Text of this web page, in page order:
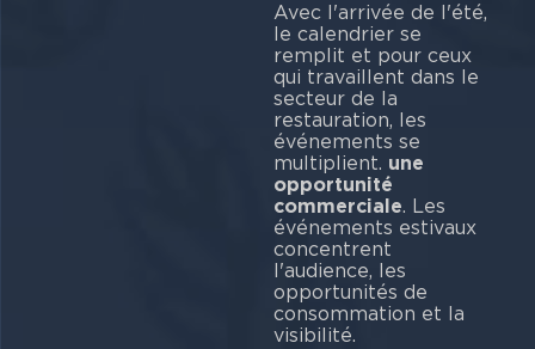
Avec l'arrivée de l'été,
le calendrier se
remplit et pour ceux
qui travaillent dans le
secteur de la
restauration, les
événements se
multiplient. une
opportunité
commerciale. Les
événements estivaux
concentrent
l'audience, les
opportunités de
consommation et la